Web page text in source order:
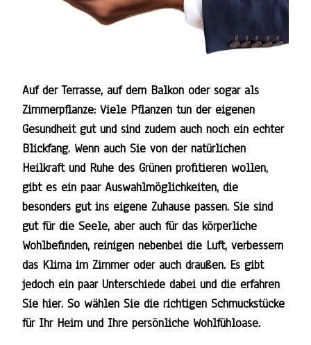
Auf der Terrasse, auf dem Balkon oder sogar als
Zimmerpflanze: Viele Pflanzen tun der eigenen
Gesundheit gut und sind zudem auch noch ein echter
Blickfang. Wenn auch Sie von der natürlichen
Heilkraft und Ruhe des Grünen profitieren wollen,
gibt es ein paar Auswahlmöglichkeiten, die
besonders gut ins eigene Zuhause passen. Sie sind
gut für die Seele, aber auch für das körperliche
Wohlbefinden, reinigen nebenbei die Luft, verbessern
das Klima im Zimmer oder auch draußen. Es gibt
jedoch ein paar Unterschiede dabei und die erfahren
Sie hier. So wählen Sie die richtigen Schmuckstücke
für Ihr Heim und Ihre persönliche Wohlfühloase.